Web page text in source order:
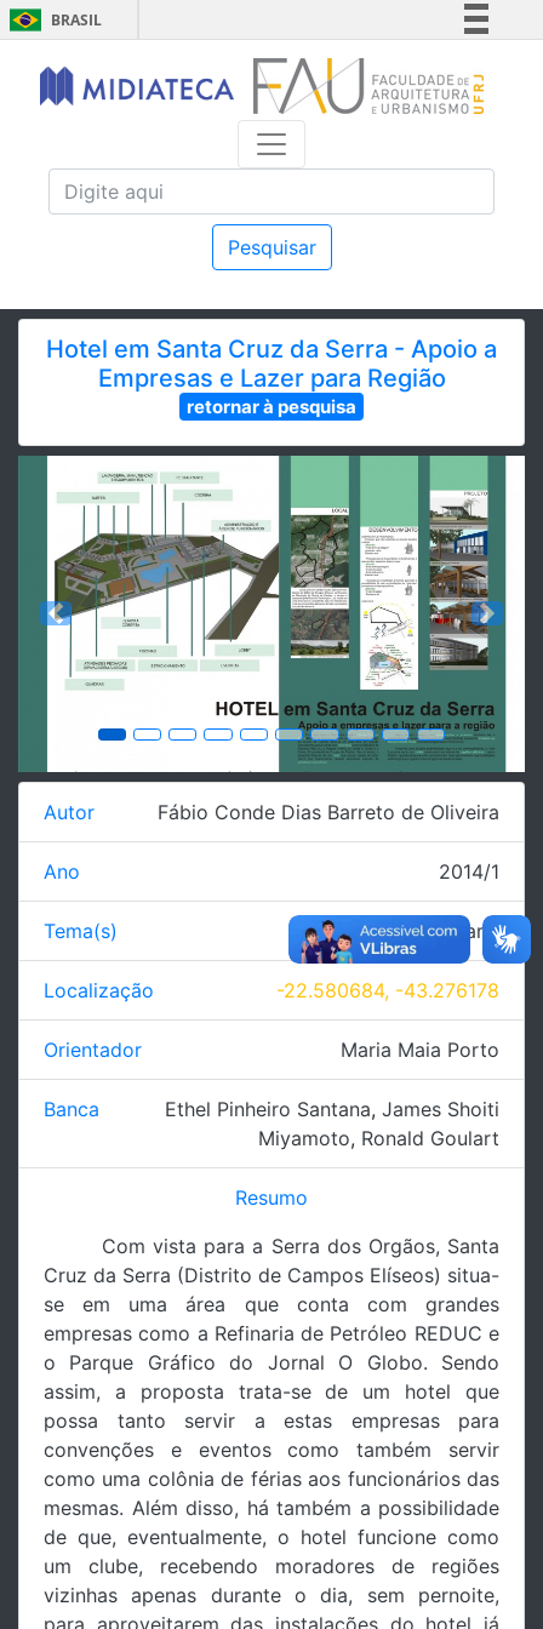
BRASIL
Simplifique!
Comunica BR
Acesso à informação
Pesquisar
Hotel em Santa Cruz da Serra - Apoio a
Empresas e Lazer para Região
retornar à pesquisa
Previous Next
Autor Fábio Conde Dias Barreto de Oliveira
Ano 2014/1
Tema(s) Edificação - Hotelaria
Localização -22.580684, -43.276178
Orientador Maria Maia Porto
Banca Ethel Pinheiro Santana, James Shoiti
Miyamoto, Ronald Goulart
Resumo
Com vista para a Serra dos Orgãos, Santa
Cruz da Serra (Distrito de Campos Elíseos) situa-
se em uma área que conta com grandes
empresas como a Refinaria de Petróleo REDUC e
o Parque Gráfico do Jornal O Globo. Sendo
assim, a proposta trata-se de um hotel que
possa tanto servir a estas empresas para
convenções e eventos como também servir
como uma colônia de férias aos funcionários das
mesmas. Além disso, há também a possibilidade
de que, eventualmente, o hotel funcione como
um clube, recebendo moradores de regiões
vizinhas apenas durante o dia, sem pernoite,
para aproveitarem das instalações do hotel já